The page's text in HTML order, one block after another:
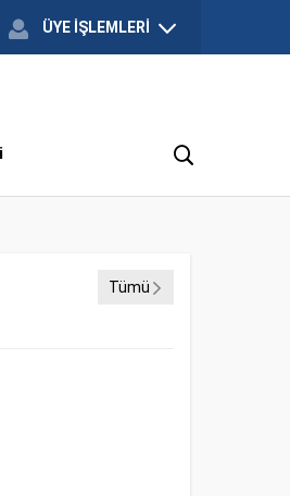
ÜYE İŞLEMLERİ
Tümü